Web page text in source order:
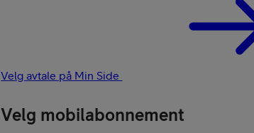
Velg avtale på Min Side
Velg mobilabonnement